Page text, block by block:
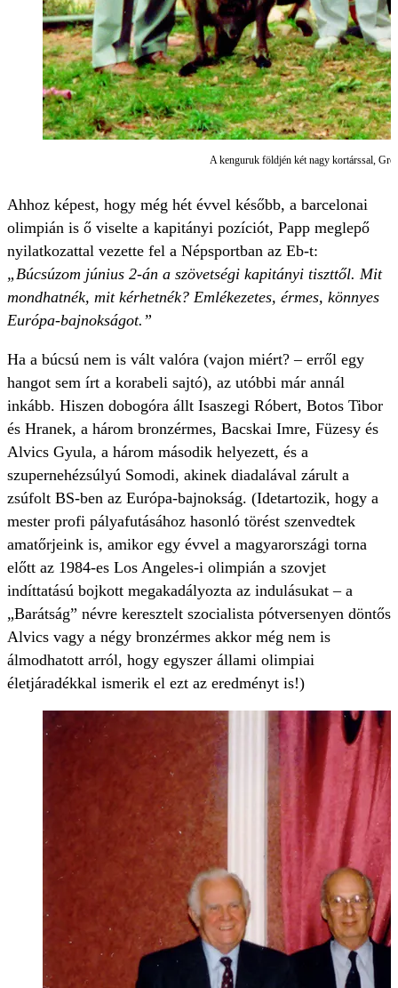
A kenguruk földjén két nagy kortárssal,
Ahhoz képest, hogy még hét évvel később, a barcelonai
olimpián is ő viselte a kapitányi pozíciót, Papp meglepő
nyilatkozattal vezette fel a Népsportban az Eb-t:
„Búcsúzom június 2-án a szövetségi kapitányi tiszttől. Mit
mondhatnék, mit kérhetnék? Emlékezetes, érmes, könnyes
Európa-bajnokságot.”
Ha a búcsú nem is vált valóra (vajon miért? – erről egy
hangot sem írt a korabeli sajtó), az utóbbi már annál
inkább. Hiszen dobogóra állt Isaszegi Róbert, Botos Tibor
és Hranek, a három bronzérmes, Bacskai Imre, Füzesy és
Alvics Gyula, a három második helyezett, és a
szupernehézsúlyú Somodi, akinek diadalával zárult a
zsúfolt BS-ben az Európa-bajnokság. (Idetartozik, hogy a
mester profi pályafutásához hasonló törést szenvedtek
amatőrjeink is, amikor egy évvel a magyarországi torna
előtt az 1984-es Los Angeles-i olimpián a szovjet
indíttatású bojkott megakadályozta az indulásukat – a
„Barátság” névre keresztelt szocialista pótversenyen döntős
Alvics vagy a négy bronzérmes akkor még nem is
álmodhatott arról, hogy egyszer állami olimpiai
életjáradékkal ismerik el ezt az eredményt is!)